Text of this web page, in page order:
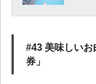
#43 美味しいお
券」